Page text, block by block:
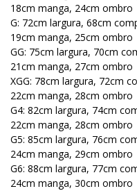
18cm manga, 24cm ombro
G: 72cm largura, 68cm
19cm manga, 25cm ombro
GG: 75cm largura, 70cm
21cm manga, 27cm ombro
XGG: 78cm largura, 72cm
22cm manga, 28cm ombro
G4: 82cm largura, 74cm
22cm manga, 28cm ombro
G5: 85cm largura, 76cm
24cm manga, 29cm ombro
G6: 88cm largura, 77cm
24cm manga, 30cm ombro